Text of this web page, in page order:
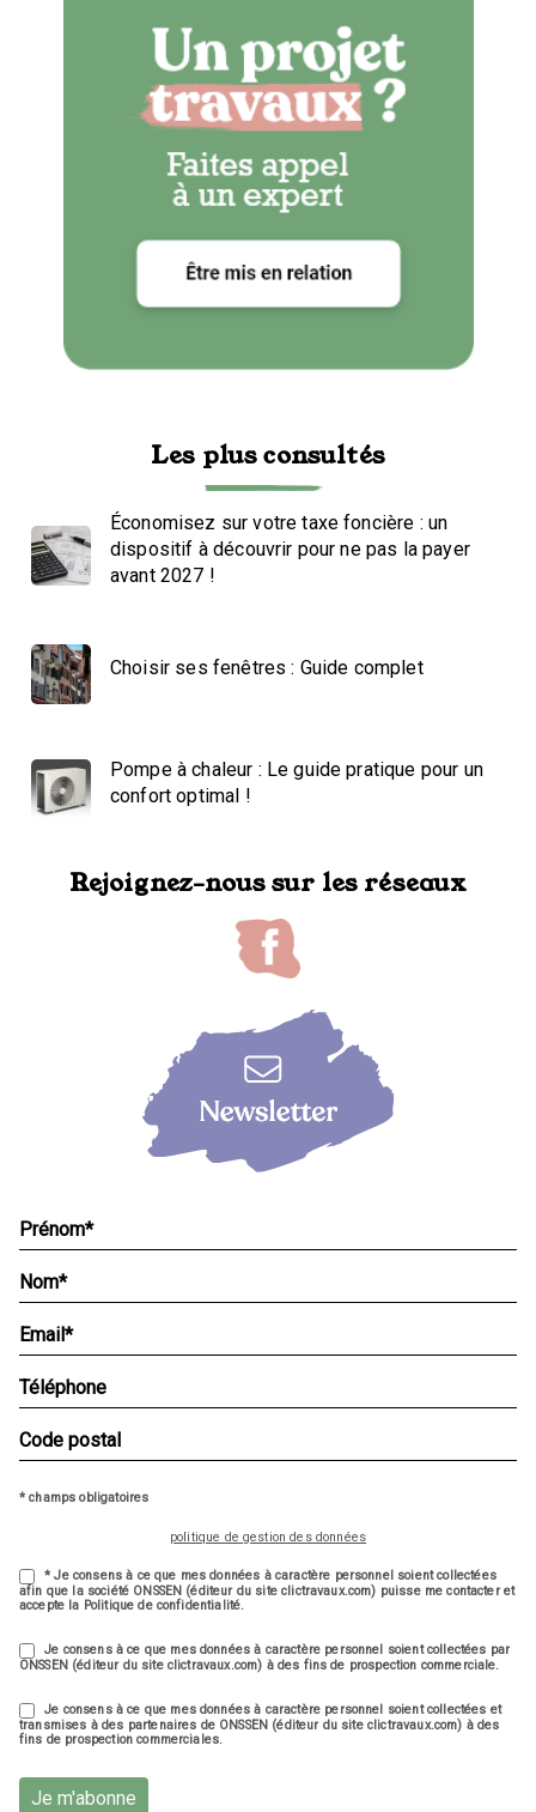
Les plus consultés
Économisez sur votre taxe foncière : un
dispositif à découvrir pour ne pas la payer
avant 2027 !
Choisir ses fenêtres : Guide complet
Pompe à chaleur : Le guide pratique pour un
confort optimal !
Rejoignez-nous sur les réseaux
* champs obligatoires
politique de gestion des données
* Je consens à ce que mes données à caractère personnel soient collectées
afin que la société ONSSEN (éditeur du site clictravaux.com) puisse me contacter et
accepte la Politique de confidentialité.
Je consens à ce que mes données à caractère personnel soient collectées par
ONSSEN (éditeur du site clictravaux.com) à des fins de prospection commerciale.
Je consens à ce que mes données à caractère personnel soient collectées et
transmises à des partenaires de ONSSEN (éditeur du site clictravaux.com) à des
fins de prospection commerciales.
Je m'abonne